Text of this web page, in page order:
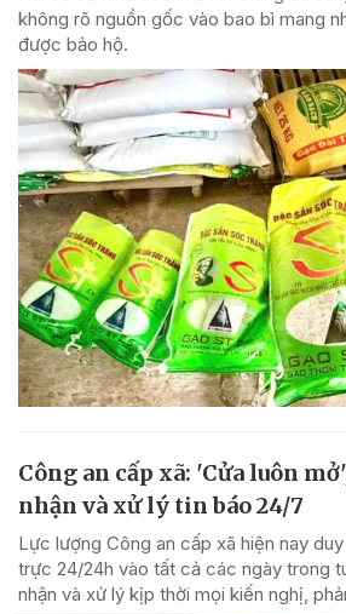
không rõ nguồn gốc vào bao bì mang
được bảo hộ.
Công an cấp xã: 'Cửa luôn
nhận và xử lý tin báo 24/7
Lực lượng Công an cấp xã hiện nay
trực 24/24h vào tất cả các ngày trong
nhận và xử lý kịp thời mọi kiến nghị,